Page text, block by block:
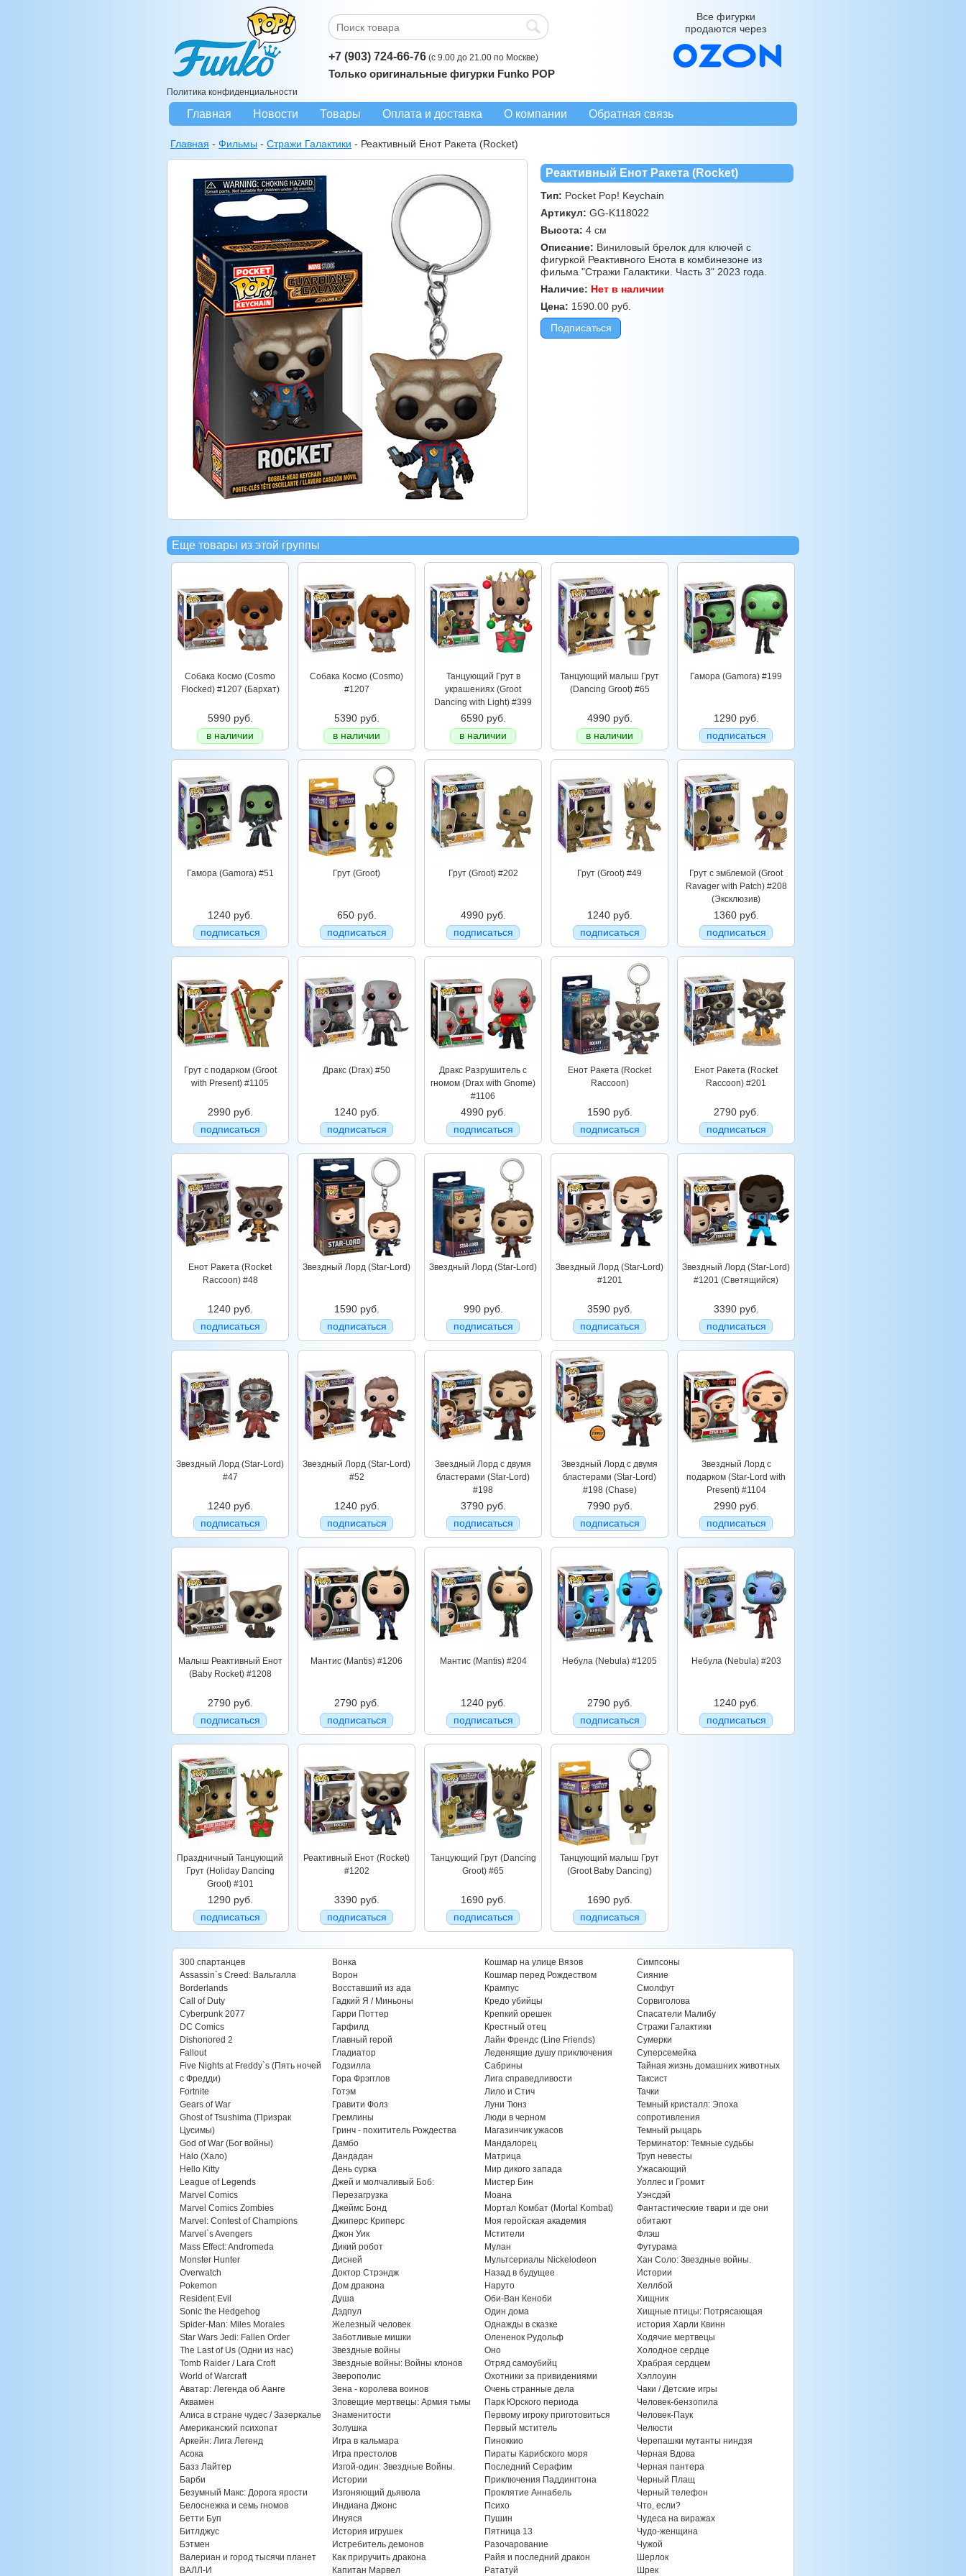
Политика конфиденциальности
Все фигурки
продаются через
+7 (903) 724-66-76 (с 9.00 до 21.00 по Москве)
Только оригинальные фигурки Funko POP
Главная Новости Товары Оплата и доставка О компании Обратная связь
Главная - Фильмы - Стражи Галактики - Реактивный Енот Ракета (Rocket)
Реактивный Енот Ракета (Rocket)
Тип: Pocket Pop! Keychain
Артикул: GG-K118022
Высота: 4 см
Описание: Виниловый брелок для ключей с
фигуркой Реактивного Енота в комбинезоне из
фильма "Стражи Галактики. Часть 3" 2023 года.
Наличие: Нет в наличии
Цена: 1590.00 руб.
Подписаться
Еще товары из этой группы
Собака Космо (Cosmo
Flocked) #1207 (Бархат)
5990 руб.
в наличии
Собака Космо (Cosmo)
#1207
5390 руб.
в наличии
Танцующий Грут в
украшениях (Groot
Dancing with Light) #399
6590 руб.
в наличии
Танцующий малыш Грут
(Dancing Groot) #65
4990 руб.
в наличии
Гамора (Gamora) #199
1290 руб.
подписаться
Гамора (Gamora) #51
1240 руб.
подписаться
Грут (Groot)
650 руб.
подписаться
Грут (Groot) #202
4990 руб.
подписаться
Грут (Groot) #49
1240 руб.
подписаться
Грут c эмблемой (Groot
Ravager with Patch) #208
(Эксклюзив)
1360 руб.
подписаться
Грут с подарком (Groot
with Present) #1105
2990 руб.
подписаться
Дракс (Drax) #50
1240 руб.
подписаться
Дракс Разрушитель с
гномом (Drax with Gnome)
#1106
4990 руб.
подписаться
Енот Ракета (Rocket
Raccoon)
1590 руб.
подписаться
Енот Ракета (Rocket
Raccoon) #201
2790 руб.
подписаться
Енот Ракета (Rocket
Raccoon) #48
1240 руб.
подписаться
Звездный Лорд (Star-Lord)
1590 руб.
подписаться
Звездный Лорд (Star-Lord)
990 руб.
подписаться
Звездный Лорд (Star-Lord)
#1201
3590 руб.
подписаться
Звездный Лорд (Star-Lord)
#1201 (Светящийся)
3390 руб.
подписаться
Звездный Лорд (Star-Lord)
#47
1240 руб.
подписаться
Звездный Лорд (Star-Lord)
#52
1240 руб.
подписаться
Звездный Лорд с двумя
бластерами (Star-Lord)
#198
3790 руб.
подписаться
Звездный Лорд с двумя
бластерами (Star-Lord)
#198 (Chase)
7990 руб.
подписаться
Звездный Лорд с
подарком (Star-Lord with
Present) #1104
2990 руб.
подписаться
Малыш Реактивный Енот
(Baby Rocket) #1208
2790 руб.
подписаться
Мантис (Mantis) #1206
2790 руб.
подписаться
Мантис (Mantis) #204
1240 руб.
подписаться
Небула (Nebula) #1205
2790 руб.
подписаться
Небула (Nebula) #203
1240 руб.
подписаться
Праздничный Танцующий
Грут (Holiday Dancing
Groot) #101
1290 руб.
подписаться
Реактивный Енот (Rocket)
#1202
3390 руб.
подписаться
Танцующий Грут (Dancing
Groot) #65
1690 руб.
подписаться
Танцующий малыш Грут
(Groot Baby Dancing)
1690 руб.
подписаться
300 спартанцев
Assassin`s Creed: Вальгалла
Borderlands
Call of Duty
Cyberpunk 2077
DC Comics
Dishonored 2
Fallout
Five Nights at Freddy`s (Пять ночей
с Фредди)
Fortnite
Gears of War
Ghost of Tsushima (Призрак
Цусимы)
God of War (Бог войны)
Halo (Хало)
Hello Kitty
League of Legends
Marvel Comics
Marvel Comics Zombies
Marvel: Contest of Champions
Marvel`s Avengers
Mass Effect: Andromeda
Monster Hunter
Overwatch
Pokemon
Resident Evil
Sonic the Hedgehog
Spider-Man: Miles Morales
Star Wars Jedi: Fallen Order
The Last of Us (Одни из нас)
Tomb Raider / Lara Croft
World of Warcraft
Аватар: Легенда об Аанге
Аквамен
Алиса в стране чудес / Зазеркалье
Американский психопат
Аркейн: Лига Легенд
Асока
Базз Лайтер
Барби
Безумный Макс: Дорога ярости
Белоснежка и семь гномов
Бетти Буп
Битлджус
Бэтмен
Валериан и город тысячи планет
ВАЛЛ-И
Вонка
Ворон
Восставший из ада
Гадкий Я / Миньоны
Гарри Поттер
Гарфилд
Главный герой
Гладиатор
Годзилла
Гора Фрэгглов
Готэм
Гравити Фолз
Гремлины
Гринч - похититель Рождества
Дамбо
Дандадан
День сурка
Джей и молчаливый Боб:
Перезагрузка
Джеймс Бонд
Джиперс Криперс
Джон Уик
Дикий робот
Дисней
Доктор Стрэндж
Дом дракона
Душа
Дэдпул
Железный человек
Заботливые мишки
Звездные войны
Звездные войны: Войны клонов
Зверополис
Зена - королева воинов
Зловещие мертвецы: Армия тьмы
Знаменитости
Золушка
Игра в кальмара
Игра престолов
Изгой-один: Звездные Войны.
Истории
Изгоняющий дьявола
Индиана Джонс
Инуяся
История игрушек
Истребитель демонов
Как приручить дракона
Капитан Марвел
Кошмар на улице Вязов
Кошмар перед Рождеством
Крампус
Кредо убийцы
Крепкий орешек
Крестный отец
Лайн Френдс (Line Friends)
Леденящие душу приключения
Сабрины
Лига справедливости
Лило и Стич
Луни Тюнз
Люди в черном
Магазинчик ужасов
Мандалорец
Матрица
Мир дикого запада
Мистер Бин
Моана
Мортал Комбат (Mortal Kombat)
Моя геройская академия
Мстители
Мулан
Мультсериалы Nickelodeon
Назад в будущее
Наруто
Оби-Ван Кеноби
Один дома
Однажды в сказке
Олененок Рудольф
Оно
Отряд самоубийц
Охотники за привидениями
Очень странные дела
Парк Юрского периода
Первому игроку приготовиться
Первый мститель
Пиноккио
Пираты Карибского моря
Последний Серафим
Приключения Паддингтона
Проклятие Аннабель
Психо
Пушин
Пятница 13
Разочарование
Райя и последний дракон
Рататуй
Симпсоны
Сияние
Смолфут
Сорвиголова
Спасатели Малибу
Стражи Галактики
Сумерки
Суперсемейка
Тайная жизнь домашних животных
Таксист
Тачки
Темный кристалл: Эпоха
сопротивления
Темный рыцарь
Терминатор: Темные судьбы
Труп невесты
Ужасающий
Уоллес и Громит
Уэнсдэй
Фантастические твари и где они
обитают
Флэш
Футурама
Хан Соло: Звездные войны.
Истории
Хеллбой
Хищник
Хищные птицы: Потрясающая
история Харли Квинн
Ходячие мертвецы
Холодное сердце
Храбрая сердцем
Хэллоуин
Чаки / Детские игры
Человек-бензопила
Человек-Паук
Челюсти
Черепашки мутанты ниндзя
Черная Вдова
Черная пантера
Черный Плащ
Черный телефон
Что, если?
Чудеса на виражах
Чудо-женщина
Чужой
Шерлок
Шрек